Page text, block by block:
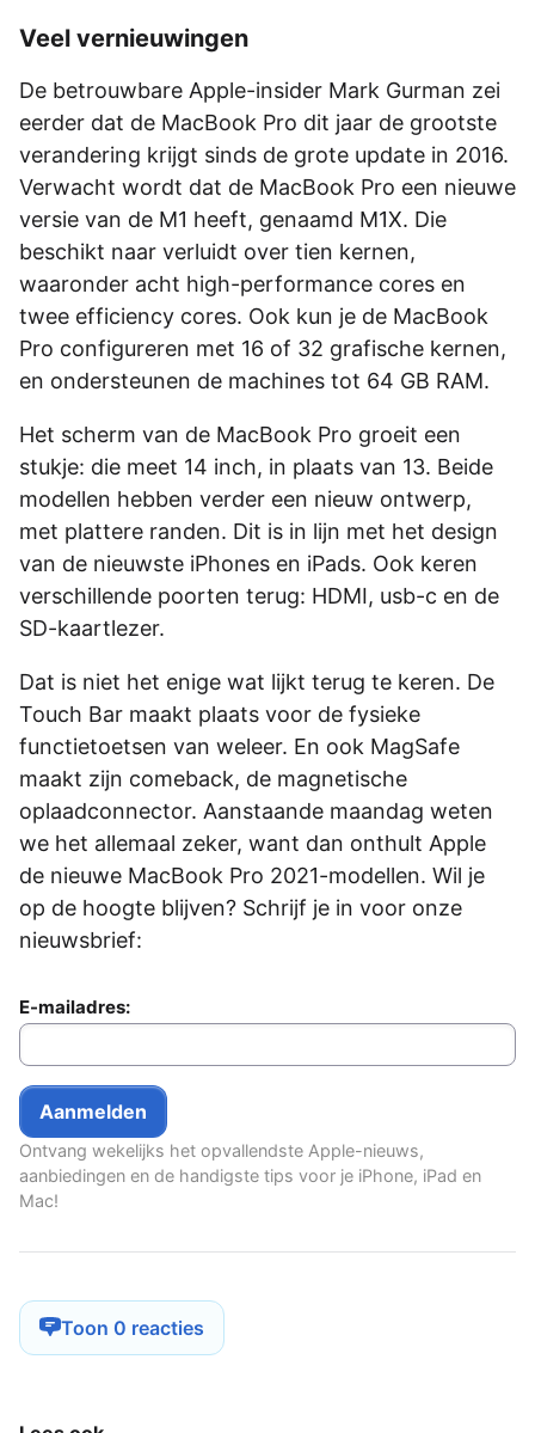
Veel vernieuwingen
De betrouwbare Apple-insider Mark Gurman zei
eerder dat de MacBook Pro dit jaar de grootste
verandering krijgt sinds de grote update in 2016.
Verwacht wordt dat de MacBook Pro een nieuwe
versie van de M1 heeft, genaamd M1X. Die
beschikt naar verluidt over tien kernen,
waaronder acht high-performance cores en
twee efficiency cores. Ook kun je de MacBook
Pro configureren met 16 of 32 grafische kernen,
en ondersteunen de machines tot 64 GB RAM.
Het scherm van de MacBook Pro groeit een
stukje: die meet 14 inch, in plaats van 13. Beide
modellen hebben verder een nieuw ontwerp,
met plattere randen. Dit is in lijn met het design
van de nieuwste iPhones en iPads. Ook keren
verschillende poorten terug: HDMI, usb-c en de
SD-kaartlezer.
Dat is niet het enige wat lijkt terug te keren. De
Touch Bar maakt plaats voor de fysieke
functietoetsen van weleer. En ook MagSafe
maakt zijn comeback, de magnetische
oplaadconnector. Aanstaande maandag weten
we het allemaal zeker, want dan onthult Apple
de nieuwe MacBook Pro 2021-modellen. Wil je
op de hoogte blijven? Schrijf je in voor onze
nieuwsbrief:
E-mailadres:
Ontvang wekelijks het opvallendste Apple-nieuws,
aanbiedingen en de handigste tips voor je iPhone, iPad en
Mac!
Toon 0 reacties